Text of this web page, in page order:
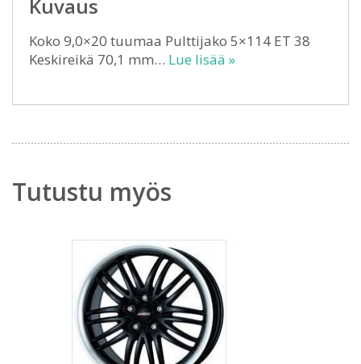
Kuvaus
Koko 9,0×20 tuumaa Pulttijako 5×114 ET 38
Keskireikä 70,1 mm… Lue lisää »
Tutustu myös